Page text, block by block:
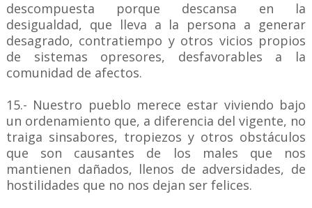
descompuesta porque descansa en la
desigualdad, que lleva a la persona a generar
desagrado, contratiempo y otros vicios propios
de sistemas opresores, desfavorables a la
comunidad de afectos.
15.- Nuestro pueblo merece estar viviendo bajo
un ordenamiento que, a diferencia del vigente, no
traiga sinsabores, tropiezos y otros obstáculos
que son causantes de los males que nos
mantienen dañados, llenos de adversidades, de
hostilidades que no nos dejan ser felices.